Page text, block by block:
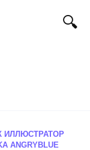
ИЛЛЮСТРАТОР
ANGRYBLUE